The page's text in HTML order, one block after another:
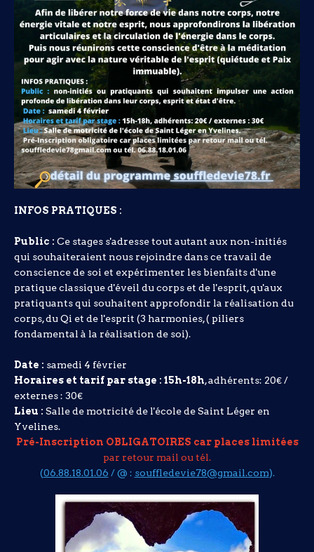
INFOS PRATIQUES :
Public : Ce stages s'adresse tout autant aux non-initiés
qui souhaiteraient nous rejoindre dans ce travail de
conscience de soi et expérimenter les bienfaits d'une
pratique classique d'éveil du corps et de l'esprit, qu'aux
pratiquants qui souhaitent approfondir la réalisation du
corps, du Qi et de l'esprit (3 harmonies, ( piliers
fondamental à la réalisation de soi).
Date : samedi 4 février
Horaires et tarif par stage : 15h-18h, adhérents: 20€ /
externes : 30€
Lieu : Salle de motricité de l'école de Saint Léger en
Yvelines.
Pré-Inscription OBLIGATOIRES car places limitées
par retour mail ou tél.
(06.88.18.01.06 / @ : souffledevie78@gmail.com).